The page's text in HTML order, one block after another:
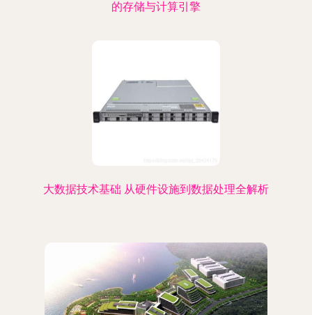
的存储与计算引擎
大数据技术基础 从硬件设施到数据处理全解析